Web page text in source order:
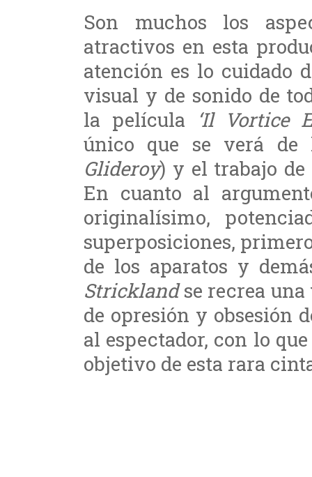
Son muchos los
atractivos en esta
atención es lo cuidado
visual y de sonido de
la película
‘Il Vortice
único que se verá
Glideroy) y el trabajo de
En cuanto al
originalísimo,
superposiciones,
de los aparatos y
Stricklandse recrea una
de opresión y obsesión
al espectador, con lo
objetivo de esta rara